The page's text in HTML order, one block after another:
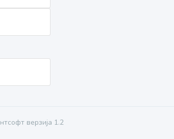
верзија 1.2